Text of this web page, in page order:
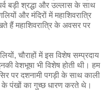
बड़ी श्रद्धा और उल्लास के साथ
और मंदिरों में महाशिवरात्रि
हैं महाशिवरात्रि के अवसर पर
चौराहों में इस विशेष सम्प्रदाय
वेशभूषा भी विशेष होती थी। हम
पर दशनामी पगड़ी के साथ काली
के पंखों का गुच्छ धारण करते थे।